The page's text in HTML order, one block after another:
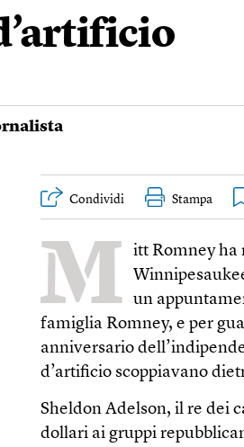
Condividi Stampa
M
itt Romney
un
famiglia Romney, e per
anniversario
d’artificio scoppiavano
Sheldon Adelson, il re dei
dollari ai gruppi